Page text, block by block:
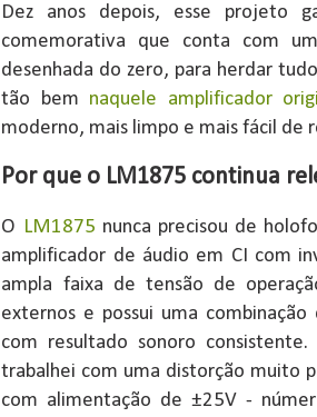
Dez anos depois, esse projeto
comemorativa que conta com
desenhada do zero, para herdar
tão bem naquele amplificador
moderno, mais limpo e mais fácil de
Por que o LM1875 continua
O LM1875 nunca precisou de
amplificador de áudio em CI com
ampla faixa de tensão de
externos e possui uma
com resultado sonoro
trabalhei com uma distorção muito
com alimentação de ±25V -